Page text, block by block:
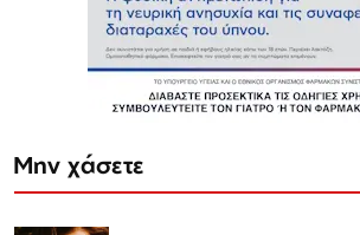
Μην χάσετε